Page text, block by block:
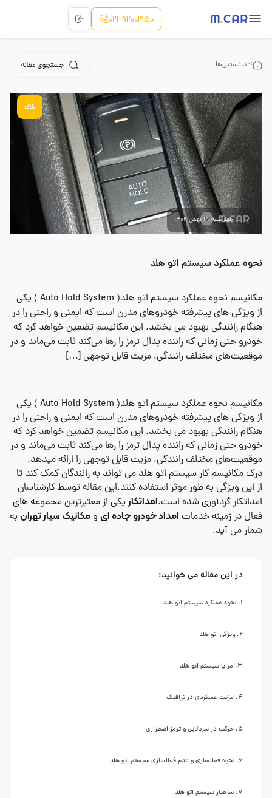
021-92001950
> دانستنی‌ها
بلاگ
چهارشنبه 18 بهمن 1402
نحوه عملکرد سیستم اتو هلد
مکانیسم نحوه عملکرد سیستم اتو هلد( Auto Hold System ) یکی
از ویژگی های پیشرفته خودروهای مدرن است که ایمنی و راحتی را در
هنگام رانندگی بهبود می بخشد. این مکانیسم تضمین خواهد کرد که
خودرو حتی زمانی که راننده پدال ترمز را رها می‌کند ثابت می‌ماند و در
موقعیت‌های مختلف رانندگی، مزیت قابل توجهی […]
مکانیسم نحوه عملکرد سیستم اتو هلد( Auto Hold System ) یکی
از ویژگی های پیشرفته خودروهای مدرن است که ایمنی و راحتی را در
هنگام رانندگی بهبود می بخشد. این مکانیسم تضمین خواهد کرد که
خودرو حتی زمانی که راننده پدال ترمز را رها می‌کند ثابت می‌ماند و در
موقعیت‌های مختلف رانندگی، مزیت قابل توجهی را ارائه می­دهد.
درک مکانیسم کار سیستم اتو هلد می تواند به رانندگان کمک کند تا
از این ویژگی به طور موثر استفاده کنند.این مقاله توسط کارشناسان
امداتکار گردآوری شده است.امداتکاریکی از معتبرترین مجموعه های
فعال در زمینه خدمات امداد خودرو جاده ای و مکانیک سیار تهران به
شمار می آید.
در این مقاله می خوانید:
نحوه عملکرد سیستم اتو هلد
ویژگی اتو هلد
مزایا سیستم اتو هلد
مزیت عملکردی در ترافیک
حرکت در سربالایی و ترمز اضطراری
نحوه فعالسازی و عدم فعالسازی سیستم اتو هلد
ساختار سیستم اتو هلد